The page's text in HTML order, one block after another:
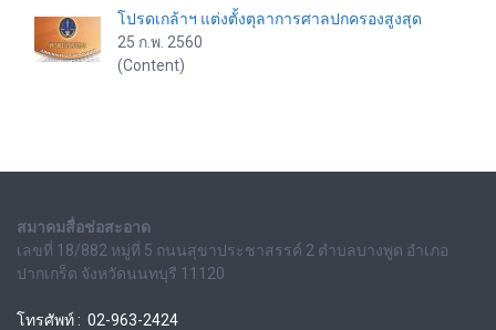
โปรดเกล้าฯ แต่งตั้งตุลาการศาลปกครองสูงสุด
25 ก.พ. 2560
(Content)
สมาคมสื่อช่อสะอาด
เลขที่ 18/882 หมู่ที่ 5 ถนนสุขาประชาสรรค์ 2 ตำบลบางพูด อำเภอ
ปากเกร็ด จังหวัดนนทบุรี 11120
โทรศัพท์ : 02-963-2424